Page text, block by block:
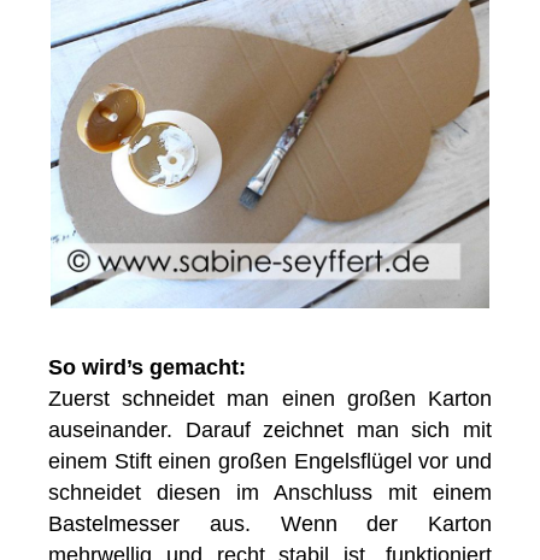
So wird’s gemacht:
Zuerst schneidet man einen großen Karton
auseinander. Darauf zeichnet man sich mit
einem Stift einen großen Engelsflügel vor und
schneidet diesen im Anschluss mit einem
Bastelmesser aus. Wenn der Karton
mehrwellig und recht stabil ist, funktioniert